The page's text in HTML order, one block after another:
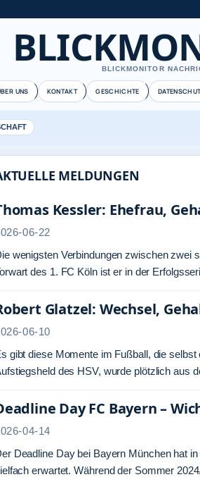
BLICKMONITOR
UNS KONTAKT GESCHICHTE
MELDUNGEN
Kessler: Ehefrau,
06-22
wenigsten Verbindungen zwischen zwei
des 1. FC Köln ist er in der
Glatzel: Wechsel,
06-10
gibt diese Momente im Fußball, die
des HSV, wurde plötzlich aus
Day FC Bayern –
04-14
Deadline Day bei Bayern München hat
erwartet. Während der Sommer